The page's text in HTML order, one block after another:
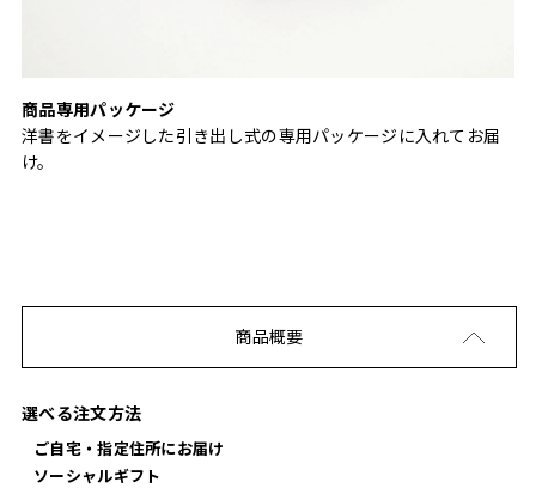
商品専用パッケージ
洋書をイメージした引き出し式の専用パッケージに入れてお届
け。
商品概要
選べる注文方法
ご自宅・指定住所にお届け
ソーシャルギフト